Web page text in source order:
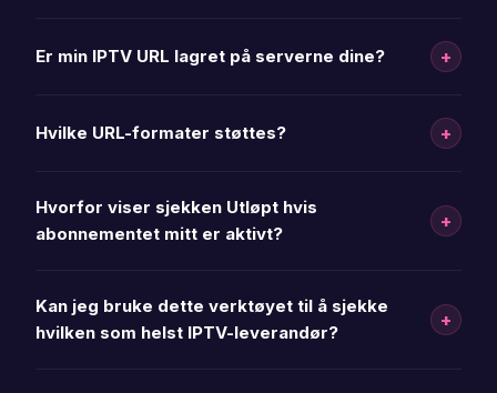
Er min IPTV URL lagret på serverne dine? +
Hvilke URL-formater støttes? +
Hvorfor viser sjekken Utløpt hvis
abonnementet mitt er aktivt?
+
Kan jeg bruke dette verktøyet til å sjekke
hvilken som helst IPTV-leverandør?
+